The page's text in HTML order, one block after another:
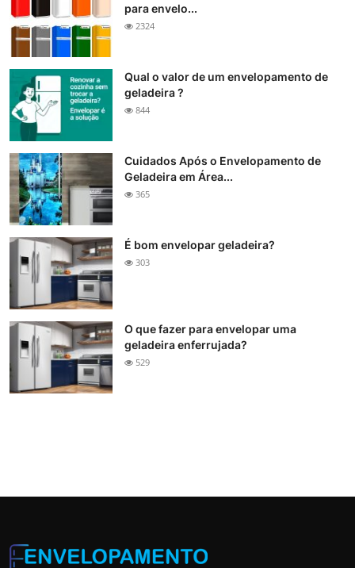
para envelo...
2324
Qual o valor de um envelopamento de
geladeira ?
844
Cuidados Após o Envelopamento de
Geladeira em Área...
365
É bom envelopar geladeira?
303
O que fazer para envelopar uma
geladeira enferrujada?
529